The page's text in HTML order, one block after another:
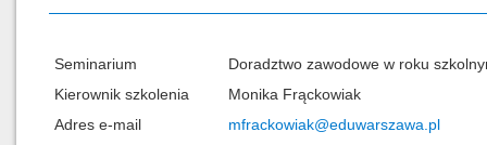
Seminarium
Doradztwo zawodowe w roku
Kierownik szkolenia
Monika Frąckowiak
Adres e-mail
mfrackowiak@eduwarszawa.pl